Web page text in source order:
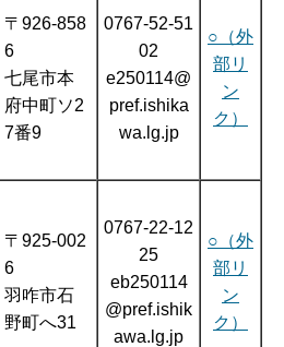
〒926-858
6
七尾市本
府中町ソ2
7番9
0767-52-51
02
e250114@
pref.ishika
wa.lg.jp
○（外
部リ
ン
ク）
〒925-002
6
羽咋市石
野町へ31
0767-22-12
25
eb250114
@pref.ishik
awa.lg.jp
○（外
部リ
ン
ク）